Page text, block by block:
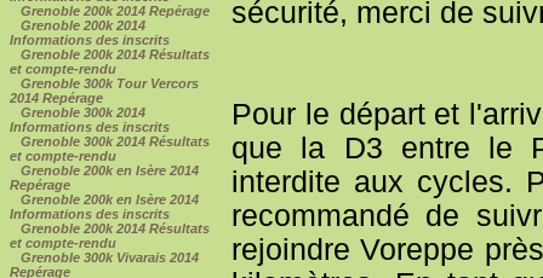
Grenoble 200k 2014 Repérage
Grenoble 200k 2014
Informations des inscrits
Grenoble 200k 2014 Résultats
et compte-rendu
Grenoble 300k Tour Vercors
2014 Repérage
Grenoble 300k 2014
Informations des inscrits
Grenoble 300k 2014 Résultats
et compte-rendu
Grenoble 200k en Isère 2014
Repérage
Grenoble 200k en Isère 2014
Informations des inscrits
Grenoble 200k 2014 Résultats
et compte-rendu
Grenoble 300k Vivarais 2014
Repérage
sécurité, merci de
Pour le départ et
que la D3 entre le
interdite aux cycles.
recommandé de
rejoindre Voreppe